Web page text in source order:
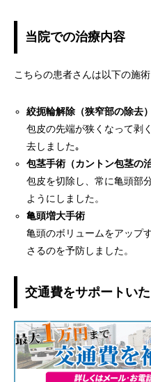
当院での治療内容
こちらの患者さんは以下の施
絞扼輪解除（狭窄部の除去）
包皮の先端が狭くなって剥
去しました｡
包茎手術（カントン包茎の治
包皮を切除し、常に亀頭部
ようにしました。
亀頭増大手術
亀頭のボリュームをアップ
さるのを予防しました。
交通費をサポートい